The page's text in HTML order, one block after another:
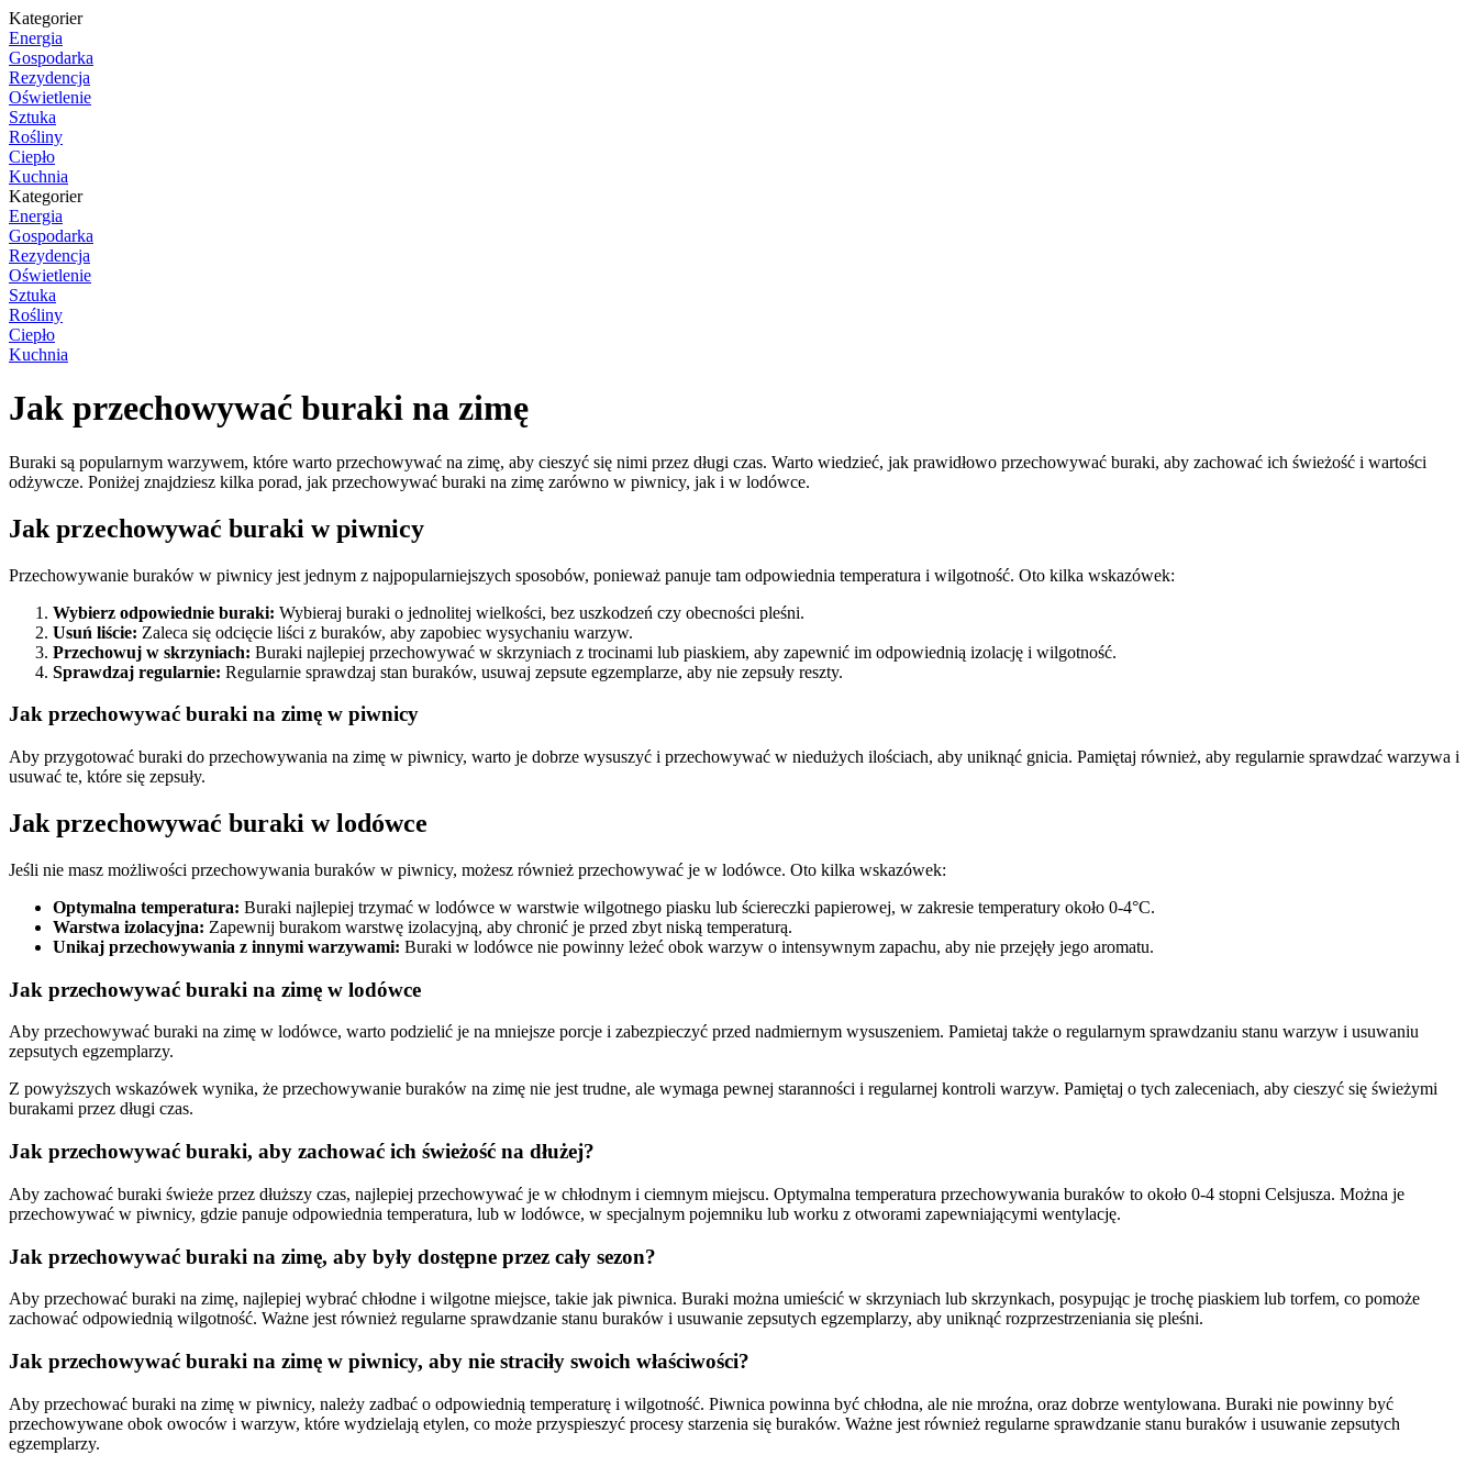
Kategorier
Energia
Gospodarka
Rezydencja
Oświetlenie
Sztuka
Rośliny
Ciepło
Kuchnia
Kategorier
Energia
Gospodarka
Rezydencja
Oświetlenie
Sztuka
Rośliny
Ciepło
Kuchnia
Jak przechowywać buraki na zimę
Buraki są popularnym warzywem, które warto przechowywać na zimę, aby cieszyć się nimi przez długi czas. Warto wiedzieć, jak prawidłowo przechowywać buraki, aby zachować ich świeżość i wartości
odżywcze. Poniżej znajdziesz kilka porad, jak przechowywać buraki na zimę zarówno w piwnicy, jak i w lodówce.
Jak przechowywać buraki w piwnicy
Przechowywanie buraków w piwnicy jest jednym z najpopularniejszych sposobów, ponieważ panuje tam odpowiednia temperatura i wilgotność. Oto kilka wskazówek:
Wybierz odpowiednie buraki: Wybieraj buraki o jednolitej wielkości, bez uszkodzeń czy obecności pleśni.
Usuń liście: Zaleca się odcięcie liści z buraków, aby zapobiec wysychaniu warzyw.
Przechowuj w skrzyniach: Buraki najlepiej przechowywać w skrzyniach z trocinami lub piaskiem, aby zapewnić im odpowiednią izolację i wilgotność.
Sprawdzaj regularnie: Regularnie sprawdzaj stan buraków, usuwaj zepsute egzemplarze, aby nie zepsuły reszty.
Jak przechowywać buraki na zimę w piwnicy
Aby przygotować buraki do przechowywania na zimę w piwnicy, warto je dobrze wysuszyć i przechowywać w niedużych ilościach, aby uniknąć gnicia. Pamiętaj również, aby regularnie sprawdzać warzywa i
usuwać te, które się zepsuły.
Jak przechowywać buraki w lodówce
Jeśli nie masz możliwości przechowywania buraków w piwnicy, możesz również przechowywać je w lodówce. Oto kilka wskazówek:
Optymalna temperatura: Buraki najlepiej trzymać w lodówce w warstwie wilgotnego piasku lub ściereczki papierowej, w zakresie temperatury około 0-4°C.
Warstwa izolacyjna: Zapewnij burakom warstwę izolacyjną, aby chronić je przed zbyt niską temperaturą.
Unikaj przechowywania z innymi warzywami: Buraki w lodówce nie powinny leżeć obok warzyw o intensywnym zapachu, aby nie przejęły jego aromatu.
Jak przechowywać buraki na zimę w lodówce
Aby przechowywać buraki na zimę w lodówce, warto podzielić je na mniejsze porcje i zabezpieczyć przed nadmiernym wysuszeniem. Pamietaj także o regularnym sprawdzaniu stanu warzyw i usuwaniu
zepsutych egzemplarzy.
Z powyższych wskazówek wynika, że przechowywanie buraków na zimę nie jest trudne, ale wymaga pewnej staranności i regularnej kontroli warzyw. Pamiętaj o tych zaleceniach, aby cieszyć się świeżymi
burakami przez długi czas.
Jak przechowywać buraki, aby zachować ich świeżość na dłużej?
Aby zachować buraki świeże przez dłuższy czas, najlepiej przechowywać je w chłodnym i ciemnym miejscu. Optymalna temperatura przechowywania buraków to około 0-4 stopni Celsjusza. Można je
przechowywać w piwnicy, gdzie panuje odpowiednia temperatura, lub w lodówce, w specjalnym pojemniku lub worku z otworami zapewniającymi wentylację.
Jak przechowywać buraki na zimę, aby były dostępne przez cały sezon?
Aby przechować buraki na zimę, najlepiej wybrać chłodne i wilgotne miejsce, takie jak piwnica. Buraki można umieścić w skrzyniach lub skrzynkach, posypując je trochę piaskiem lub torfem, co pomoże
zachować odpowiednią wilgotność. Ważne jest również regularne sprawdzanie stanu buraków i usuwanie zepsutych egzemplarzy, aby uniknąć rozprzestrzeniania się pleśni.
Jak przechowywać buraki na zimę w piwnicy, aby nie straciły swoich właściwości?
Aby przechować buraki na zimę w piwnicy, należy zadbać o odpowiednią temperaturę i wilgotność. Piwnica powinna być chłodna, ale nie mroźna, oraz dobrze wentylowana. Buraki nie powinny być
przechowywane obok owoców i warzyw, które wydzielają etylen, co może przyspieszyć procesy starzenia się buraków. Ważne jest również regularne sprawdzanie stanu buraków i usuwanie zepsutych
egzemplarzy.